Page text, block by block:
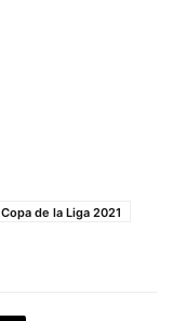
Copa de la Liga 2021